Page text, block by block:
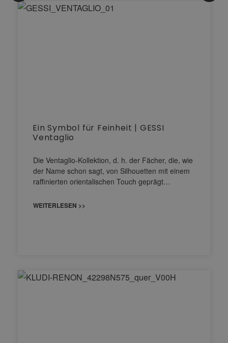
Ein Symbol für Feinheit | GESSI
Ventaglio
Die Ventaglio-Kollektion, d. h. der Fächer, die, wie
der Name schon sagt, von Silhouetten mit einem
raffinierten orientalischen Touch geprägt…
WEITERLESEN >>